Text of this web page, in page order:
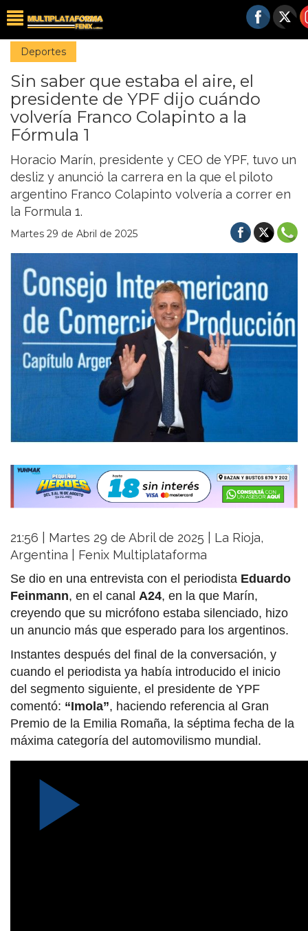
Deportes
Sin saber que estaba el aire, el
presidente de YPF dijo cuándo
volvería Franco Colapinto a la
Fórmula 1
Horacio Marín, presidente y CEO de YPF, tuvo un
desliz y anunció la carrera en la que el piloto
argentino Franco Colapinto volvería a correr en
la Formula 1.
Martes 29 de Abril de 2025
21:56 | Martes 29 de Abril de 2025 | La Rioja,
Argentina | Fenix Multiplataforma
Se dio en una entrevista con el periodista Eduardo
Feinmann, en el canal A24, en la que Marín,
creyendo que su micrófono estaba silenciado, hizo
un anuncio más que esperado para los argentinos.
Instantes después del final de la conversación, y
cuando el periodista ya había introducido el inicio
del segmento siguiente, el presidente de YPF
comentó: “Imola”, haciendo referencia al Gran
Premio de la Emilia Romaña, la séptima fecha de la
máxima categoría del automovilismo mundial.